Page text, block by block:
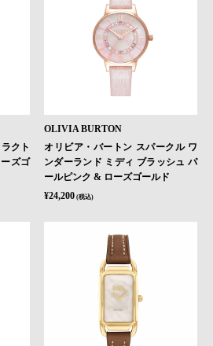
クト
ズゴ
OLIVIA BURTON
オリビア・バートン スパークル ワ
ンダーランド ミディ ブラッシュ パ
ールピンク & ローズゴールド
¥24,200 (税込)